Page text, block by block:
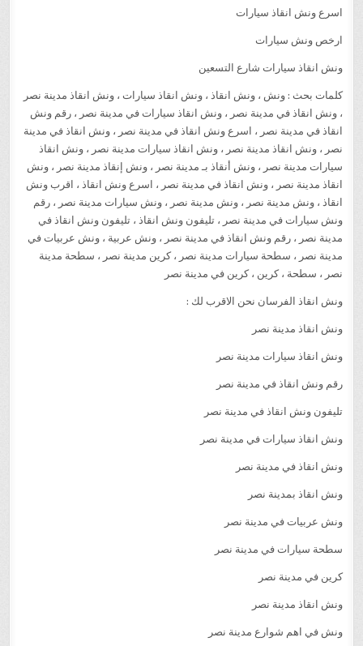
اسرع ونش انقاذ سيارات
ارخص ونش سيارات
ونش انقاذ سيارات شارع التسعين
كلمات بحث : ونش ، ونش انقاذ ، ونش انقاذ سيارات ، ونش انقاذ مدينة نصر
، ونش انقاذ في مدينة نصر ، ونش انقاذ سيارات في مدينة نصر ، رقم ونش
انقاذ في مدينة نصر ، اسرع ونش انقاذ في مدينة نصر ، ونش انقاذ في مدينة
نصر ، ونش انقاذ مدينة نصر ، ونش انقاذ سيارات مدينة نصر ، ونش انقاذ
سيارات مدينة نصر ، ونش أنقاذ بـ مدينة نصر ، ونش إنقاذ مدينة نصر ، ونش
انقاذ مدينة نصر ، ونش انقاذ في مدينة نصر ، اسرع ونش انقاذ ، اقرب ونش
انقاذ ، ونش مدينة نصر ، ونش مدينة نصر ، ونش سيارات مدينة نصر ، رقم
ونش سيارات في مدينة نصر ، تليفون ونش انقاذ ، تليفون ونش انقاذ في
مدينة نصر ، رقم ونش انقاذ في مدينة نصر ، ونش عربية ، ونش عربيات في
مدينة نصر ، سطحة سيارات مدينة نصر ، كرين مدينة نصر ، سطحة مدينة
نصر ، سطحة ، كرين ، كرين في مدينة نصر
ونش انقاذ الفرسان نحن الاقرب لك :
ونش انقاذ مدينة نصر
ونش انقاذ سيارات مدينة نصر
رقم ونش انقاذ في مدينة نصر
تليفون ونش انقاذ في مدينة نصر
ونش انقاذ سيارات في مدينة نصر
ونش انقاذ في مدينة نصر
ونش انقاذ بمدينة نصر
ونش عربيات في مدينة نصر
سطحة سيارات في مدينة نصر
كرين في مدينة نصر
ونش انقاذ مدينة نصر
ونش في اهم شوارع مدينة نصر